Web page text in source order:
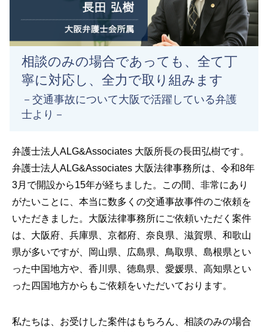
相談のみの場合であっても、全て丁
寧に対応し、全力で取り組みます
－交通事故について大阪で活躍している弁護
士より－
弁護士法人ALG&Associates 大阪所長の長田弘樹です。
弁護士法人ALG&Associates 大阪法律事務所は、令和8年
3月で開設から15年が経ちました。この間、非常にあり
がたいことに、本当に数多くの交通事故事件のご依頼を
いただきました。大阪法律事務所にご依頼いただく案件
は、大阪府、兵庫県、京都府、奈良県、滋賀県、和歌山
県が多いですが、岡山県、広島県、鳥取県、島根県とい
った中国地方や、香川県、徳島県、愛媛県、高知県とい
った四国地方からもご依頼をいただいております。
私たちは、お受けした案件はもちろん、相談のみの場合